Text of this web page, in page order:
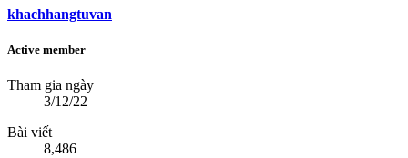
khachhangtuvan
Active member
Tham gia ngày
3/12/22
Bài viết
8,486